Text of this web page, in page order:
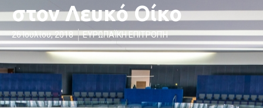
στον Λευκό Οίκο
26 Ιουλίου, 2018 ΕΥΡΩΠΑΪΚΗ ΕΠΙΤΡΟΠΉ